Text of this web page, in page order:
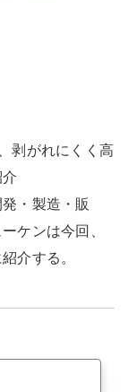
剥がれにくく高
・製造・販
ケンは今回、
介する。